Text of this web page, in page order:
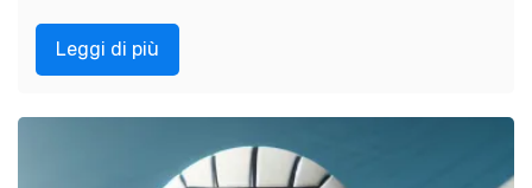
Leggi di più